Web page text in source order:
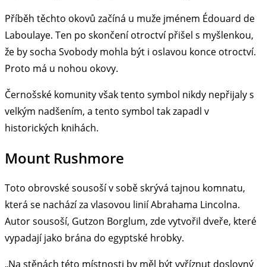
Příběh těchto okovů začíná u muže jménem Édouard de
Laboulaye. Ten po skončení otroctví přišel s myšlenkou,
že by socha Svobody mohla být i oslavou konce otroctví.
Proto má u nohou okovy.
Černošské komunity však tento symbol nikdy nepřijaly s
velkým nadšením, a tento symbol tak zapadl v
historických knihách.
Mount Rushmore
Toto obrovské sousoší v sobě skrývá tajnou komnatu,
která se nachází za vlasovou linií Abrahama Lincolna.
Autor sousoší, Gutzon Borglum, zde vytvořil dveře, které
vypadají jako brána do egyptské hrobky.
„Na stěnách této místnosti by měl být vyříznut doslovný